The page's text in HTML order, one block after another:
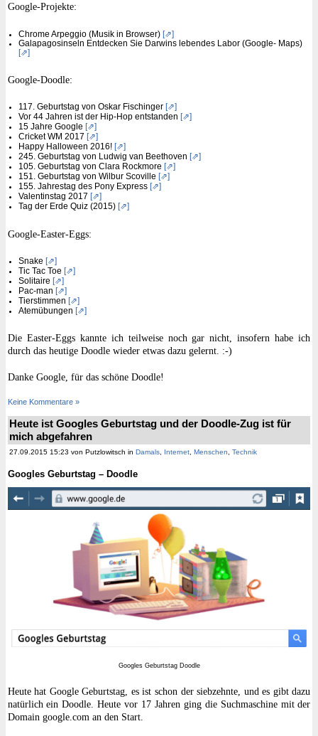
Google-Projekte:
Chrome Arpeggio (Musik in Browser) [⇗]
Galapagosinseln Entdecken Sie Darwins lebendes Labor (Google- Maps)
[⇗]
Google-Doodle:
117. Geburtstag von Oskar Fischinger [⇗]
Vor 44 Jahren ist der Hip-Hop entstanden
[⇗]
15 Jahre Google
[⇗]
Cricket WM 2017
[⇗]
Happy Halloween 2016! [⇗]
245. Geburtstag von Ludwig van Beethoven
[⇗]
105. Geburtstag von Clara Rockmore
[⇗]
151. Geburtstag von Wilbur Scoville
[⇗]
155. Jahrestag des Pony Express [⇗]
Valentinstag 2017
[⇗]
Tag der Erde Quiz (2015) [⇗]
Google-Easter-Eggs:
Snake [⇗]
Tic Tac Toe [⇗]
Solitaire [⇗]
Pac-man [⇗]
Tierstimmen [⇗]
Atemübungen [⇗]
Die Easter-Eggs kannte ich teilweise noch gar nicht, insofern habe ich
durch das heutige Doodle wieder etwas dazu gelernt. :-)
Danke Google, für das schöne Doodle!
Keine Kommentare »
Heute ist Googles Geburtstag und der Doodle-Zug ist für
mich abgefahren
27.09.2015 15:23 von Putzlowitsch in Damals, Internet, Menschen, Technik
Googles Geburtstag – Doodle
Googles Geburtstag Doodle
Heute hat Google Geburtstag, es ist schon der siebzehnte, und es gibt dazu
natürlich ein Doodle. Heute vor 17 Jahren ging die Suchmaschine mit der
Domain google.com an den Start.